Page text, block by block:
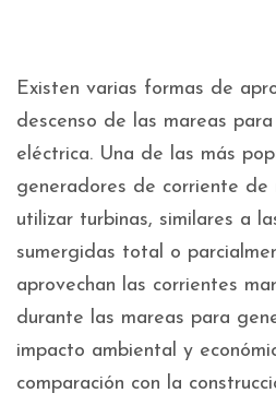
Existen varias formas de
descenso de las mareas
eléctrica. Una de las más
generadores de corriente de
utilizar turbinas, similares a
sumergidas total o
aprovechan las corrientes
durante las mareas para
impacto ambiental y
comparación con la